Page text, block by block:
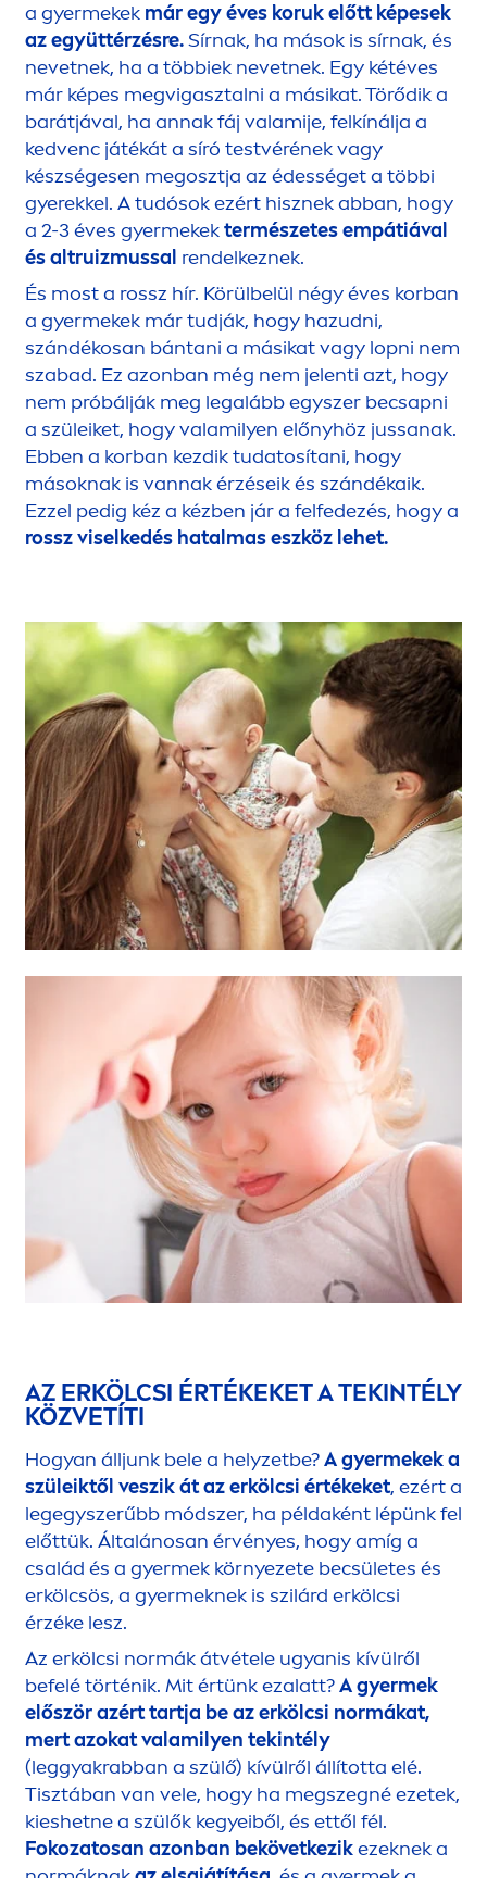
a gyermekek már egy éves koruk előtt képesek
az együttérzésre.Sírnak, ha mások is sírnak, és
nevetnek, ha a többiek nevetnek. Egy kétéves
már képes megvigasztalni a másikat. Törődik a
barátjával, ha annak fáj valamije, felkínálja a
kedvenc játékát a síró testvérének vagy
készségesen megosztja az édességet a többi
gyerekkel. A tudósok ezért hisznek abban, hogy
a 2-3 éves gyermekektermészetes empátiával
és altruizmussal rendelkeznek.
És most a rossz hír. Körülbelül négy éves korban
a gyermekek már tudják, hogy hazudni,
szándékosan bántani a másikat vagy lopni nem
szabad. Ez azonban még nem jelenti azt, hogy
nem próbálják meg legalább egyszer becsapni
a szüleiket, hogy valamilyen előnyhöz jussanak.
Ebben a korban kezdik tudatosítani, hogy
másoknak is vannak érzéseik és szándékaik.
Ezzel pedig kéz a kézben jár a felfedezés, hogy a
rossz viselkedés hatalmas eszköz lehet.
AZ ERKÖLCSI ÉRTÉKEKET A TEKINTÉLY
KÖZVETÍTI
Hogyan álljunk bele a helyzetbe?A gyermekek a
szüleiktől veszik át az erkölcsi értékeket, ezért a
legegyszerűbb módszer, ha példaként lépünk fel
előttük. Általánosan érvényes, hogy amíg a
család és a gyermek környezete becsületes és
erkölcsös, a gyermeknek is szilárd erkölcsi
érzéke lesz.
Az erkölcsi normák átvétele ugyanis kívülről
befelé történik. Mit értünk ezalatt?A gyermek
először azért tartja be az erkölcsi normákat,
mert azokat valamilyen tekintély
(leggyakrabban a szülő) kívülről állította elé.
Tisztában van vele, hogy ha megszegné ezetek,
kieshetne a szülők kegyeiből, és ettől fél.
Fokozatosan azonban bekövetkezikezeknek a